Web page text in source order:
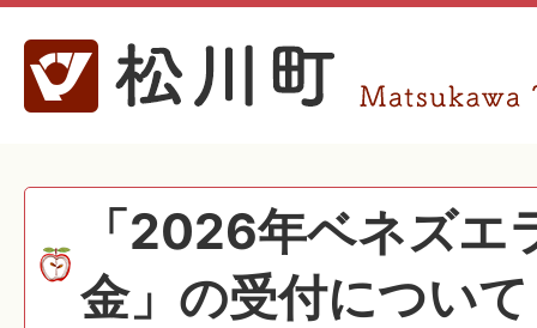
「2026年ベネズエ
金」の受付について